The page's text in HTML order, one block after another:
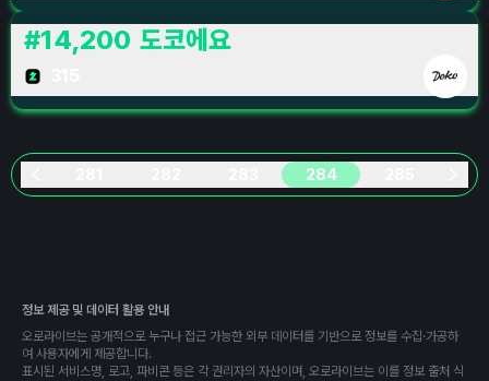
#14,200 도코에요
284
정보 제공 및 데이터 활용 안내
오로라이브는 공개적으로 누구나 접근 가능한 외부 데이터를 기반으로 정보를 수집·가공하
여 사용자에게 제공합니다.
표시된 서비스명, 로고, 파비콘 등은 각 권리자의 자산이며, 오로라이브는 이를 정보 출처 식